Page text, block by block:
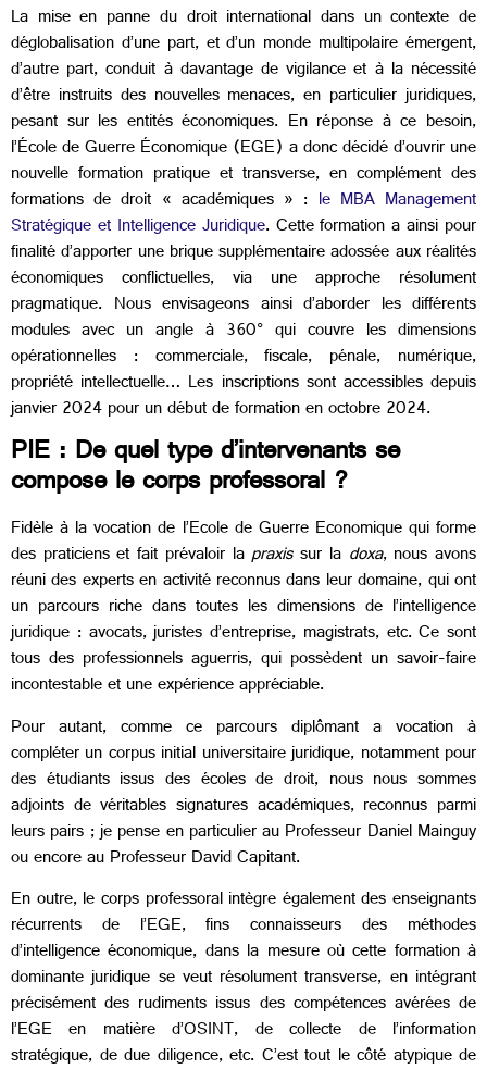
La mise en panne du droit international dans un contexte de
déglobalisation d’une part, et d’un monde multipolaire émergent,
d’autre part, conduit à davantage de vigilance et à la nécessité
d’être instruits des nouvelles menaces, en particulier juridiques,
pesant sur les entités économiques. En réponse à ce besoin,
l’École de Guerre Économique (EGE) a donc décidé d’ouvrir une
nouvelle formation pratique et transverse, en complément des
formations de droit « académiques » : le MBA Management
Stratégique et Intelligence Juridique. Cette formation a ainsi pour
finalité d’apporter une brique supplémentaire adossée aux réalités
économiques conflictuelles, via une approche résolument
pragmatique. Nous envisageons ainsi d’aborder les différents
modules avec un angle à 360° qui couvre les dimensions
opérationnelles : commerciale, fiscale, pénale, numérique,
propriété intellectuelle… Les inscriptions sont accessibles depuis
janvier 2024 pour un début de formation en octobre 2024.
PIE : De quel type d’intervenants se
compose le corps professoral ?
Fidèle à la vocation de l’Ecole de Guerre Economique qui forme
des praticiens et fait prévaloir lapraxissur la doxa, nous avons
réuni des experts en activité reconnus dans leur domaine, qui ont
un parcours riche dans toutes les dimensions de l’intelligence
juridique : avocats, juristes d’entreprise, magistrats, etc. Ce sont
tous des professionnels aguerris, qui possèdent un savoir-faire
incontestable et une expérience appréciable.
Pour autant, comme ce parcours diplômant a vocation à
compléter un corpus initial universitaire juridique, notamment pour
des étudiants issus des écoles de droit, nous nous sommes
adjoints de véritables signatures académiques, reconnus parmi
leurs pairs ; je pense en particulier au Professeur Daniel Mainguy
ou encore au Professeur David Capitant.
En outre, le corps professoral intègre également des enseignants
récurrents de l’EGE, fins connaisseurs des méthodes
d’intelligence économique, dans la mesure où cette formation à
dominante juridique se veut résolument transverse, en intégrant
précisément des rudiments issus des compétences avérées de
l’EGE en matière d’OSINT, de collecte de l’information
stratégique, de due diligence, etc. C’est tout le côté atypique de